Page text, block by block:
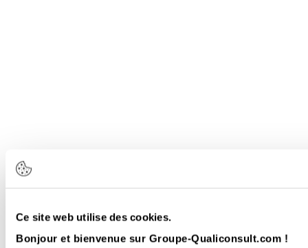
Ce site web utilise des cookies.
Bonjour et bienvenue sur Groupe-Qualiconsult.com !